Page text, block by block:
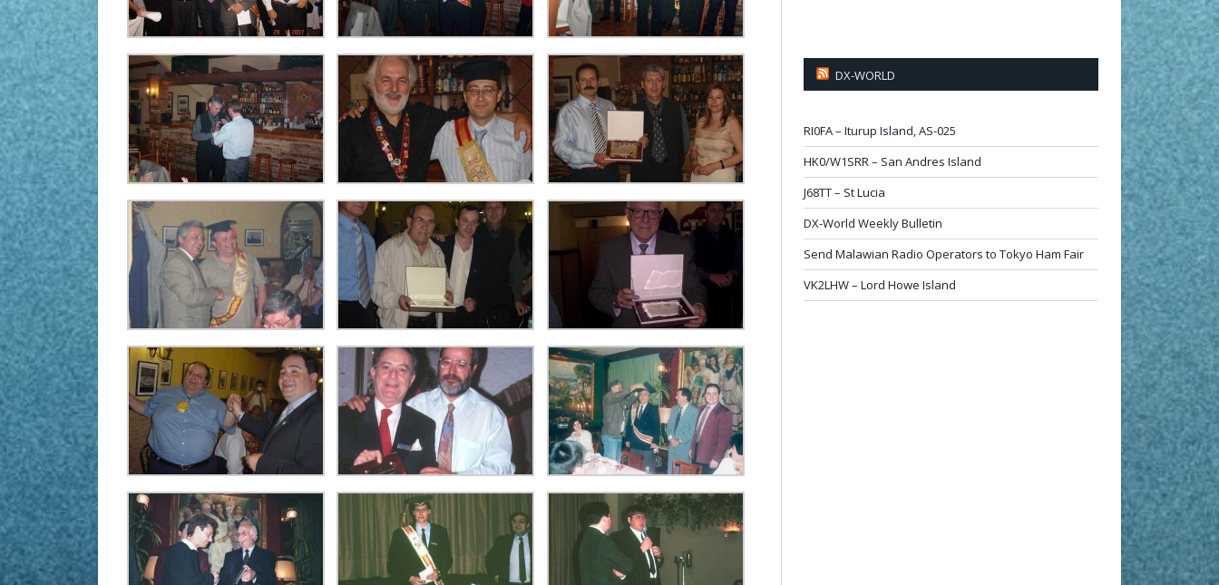
DX-WORLD
RI0FA – Iturup Island, AS-025
HK0/W1SRR – San Andres Island
J68TT – St Lucia
DX-World Weekly Bulletin
Send Malawian Radio Operators to Tokyo Ham Fair
VK2LHW – Lord Howe Island